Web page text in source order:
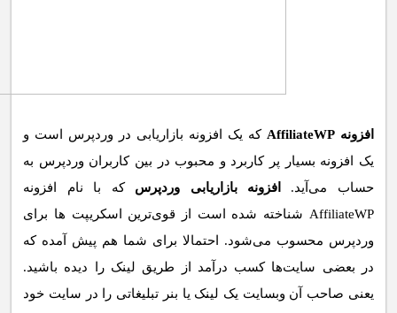
افزونه AffiliateWP
که یک افزونه بازاریابی در وردپرس است و
یک افزونه بسیار پر کاربرد و محبوب در بین کاربران وردپرس به
حساب می‌آید.
افزونه بازاریابی وردپرس که با نام افزونه
AffiliateWP شناخته شده است از قوی‌ترین اسکریپت ها برای
وردپرس محسوب می‌شود. احتمالا برای شما هم پیش آمده که
در بعضی سایت‌ها کسب درآمد از طریق لینک را دیده باشید.
یعنی صاحب آن وبسایت یک لینک یا بنر تبلیغاتی را در سایت خود